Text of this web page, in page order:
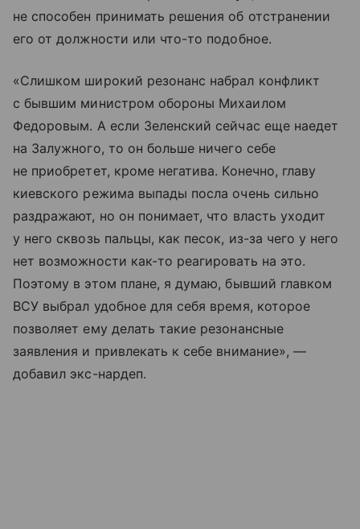
не способен принимать решения об отстранении
его от должности или что-то подобное.
«Слишком широкий резонанс набрал конфликт
с бывшим министром обороны Михаилом
Федоровым. А если Зеленский сейчас еще наедет
на Залужного, то он больше ничего себе
не приобретет, кроме негатива. Конечно, главу
киевского режима выпады посла очень сильно
раздражают, но он понимает, что власть уходит
у него сквозь пальцы, как песок, из-за чего у него
нет возможности как-то реагировать на это.
Поэтому в этом плане, я думаю, бывший главком
ВСУ выбрал удобное для себя время, которое
позволяет ему делать такие резонансные
заявления и привлекать к себе внимание», —
добавил экс-нардеп.